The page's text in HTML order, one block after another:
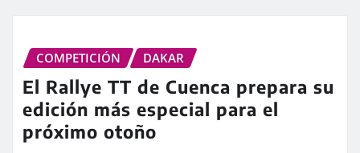
COMPETICIÓN DAKAR
El Rallye TT de Cuenca prepara su
edición más especial para el
próximo otoño